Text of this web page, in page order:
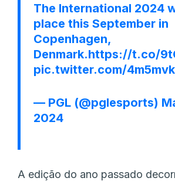
The International 2024
place this September in
Copenhagen,
Denmark.https://t.co/
pic.twitter.com/
— PGL (@pglesports)
2024
A edição do ano passado